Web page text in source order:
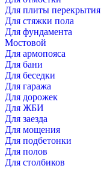
Для плиты перекрытия
Для стяжки пола
Для фундамента
Мостовой
Для армопояса
Для бани
Для беседки
Для гаража
Для дорожек
Для ЖБИ
Для заезда
Для мощения
Для подбетонки
Для полов
Для столбиков